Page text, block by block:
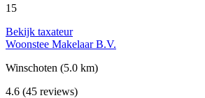
15
Bekijk taxateur
Woonstee Makelaar B.V.
Winschoten (5.0 km)
4.6 (45 reviews)